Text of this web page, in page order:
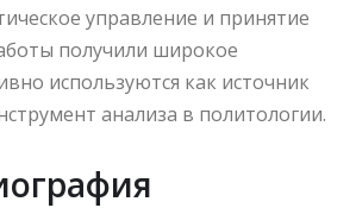
управление и принятие
получили широкое
используются как источник
анализа в политологии.